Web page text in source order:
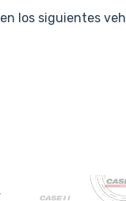
los siguientes